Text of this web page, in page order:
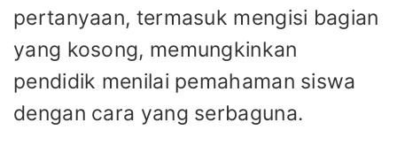
pertanyaan, termasuk mengisi bagian
yang kosong, memungkinkan
pendidik menilai pemahaman siswa
dengan cara yang serbaguna.